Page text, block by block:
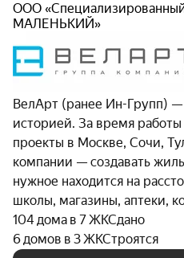
ООО
МАЛЕНЬКИЙ»
ВелАрт (ранее Ин-Групп) —
историей. За время
проекты в Москве, Сочи,
компании — создавать
нужное находится на
школы, магазины, аптеки,
104 дома в 7 ЖКСдано
6 домов в 3 ЖКСтроятся